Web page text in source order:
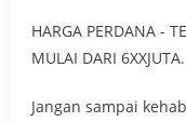
HARGA PERDANA -
MULAI DARI 6XXJUTA.
Jangan sampai